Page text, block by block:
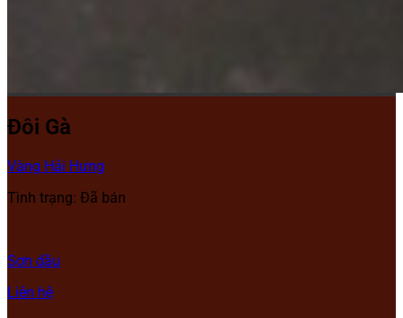
Đôi Gà
Vàng Hải Hưng
Tình trạng: Đã bán
Sơn dầu
Liên hệ